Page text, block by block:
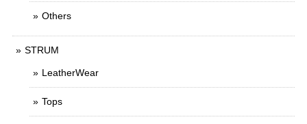
Others
STRUM
LeatherWear
Tops